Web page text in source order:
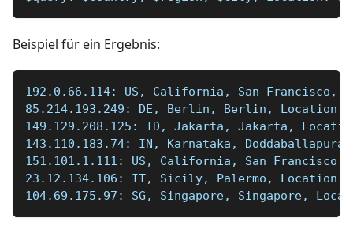
Beispiel für ein Ergebnis:
192.0.66.114: US, California, San Francisco,
85.214.193.249: DE, Berlin, Berlin, Location:
149.129.208.125: ID, Jakarta, Jakarta,
143.110.183.74: IN, Karnataka,
151.101.1.111: US, California, San Francisco,
23.12.134.106: IT, Sicily, Palermo, Location:
104.69.175.97: SG, Singapore, Singapore,